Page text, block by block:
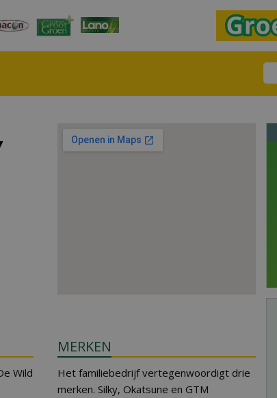
Wild
MERKEN
Het familiebedrijf vertegenwoordigt drie
merken. Silky, Okatsune en GTM